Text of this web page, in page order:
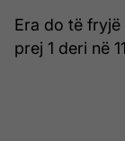
Era do të
prej 1 deri në